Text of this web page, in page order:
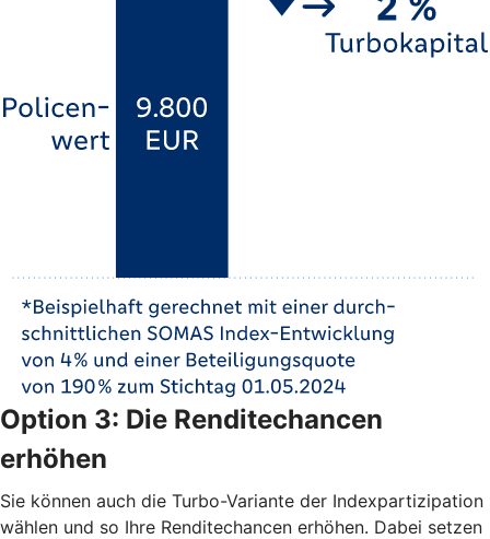
Option 3: Die Renditechancen
erhöhen
Sie können auch die Turbo-Variante der Indexpartizipation
wählen und so Ihre Renditechancen erhöhen. Dabei setzen